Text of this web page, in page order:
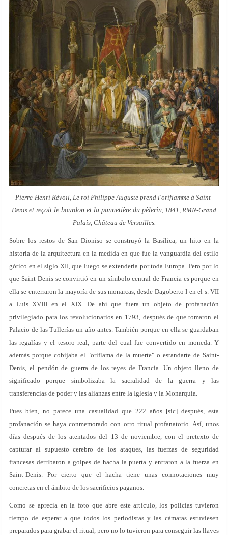
Pierre-Henri Révoil, Le roi Philippe Auguste prend l'oriflamme à Saint-
Denis et reçoit le bourdon et la pannetière du pèlerin , 1841, RMN-Grand
Palais, Château de Versailles.
Sobre los restos de San Dioniso se construyó la Basílica, un hito en la
historia de la arquitectura en la medida en que fue la vanguardia del estilo
gótico en el siglo XII, que luego se extendería por toda Europa. Pero por lo
que Saint-Denis se convirtió en un símbolo central de Francia es porque en
ella se enterraron la mayoría de sus monarcas, desde Dagoberto I en el s. VII
a Luis XVIII en el XIX. De ahí que fuera un objeto de profanación
privilegiado para los revolucionarios en 1793, después de que tomaron el
Palacio de las Tullerías un año antes. También porque en ella se guardaban
las regalías y el tesoro real, parte del cual fue convertido en moneda. Y
además porque cobijaba el "oriflama de la muerte" o estandarte de Saint-
Denis, el pendón de guerra de los reyes de Francia. Un objeto lleno de
significado porque simbolizaba la sacralidad de la guerra y las
transferencias de poder y las alianzas entre la Iglesia y la Monarquía.
Pues bien, no parece una casualidad que 222 años [sic] después, esta
profanación se haya conmemorado con otro ritual profanatorio. Así, unos
días después de los atentados del 13 de noviembre, con el pretexto de
capturar al supuesto cerebro de los ataques, las fuerzas de seguridad
francesas derribaron a golpes de hacha la puerta y entraron a la fuerza en
Saint-Denis. Por cierto que el hacha tiene unas connotaciones muy
concretas en el ámbito de los sacrificios paganos.
Como se aprecia en la foto que abre este artículo, los policías tuvieron
tiempo de esperar a que todos los periodistas y las cámaras estuviesen
preparados para grabar el ritual, pero no lo tuvieron para conseguir las llaves